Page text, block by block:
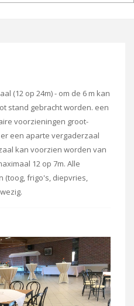
(12 op 24m) - om de 6 m kan
stand gebracht worden. een
voorzieningen groot-
een aparte vergaderzaal
kan voorzien worden van
12 op 7m. Alle
(toog, frigo's, diepvries,